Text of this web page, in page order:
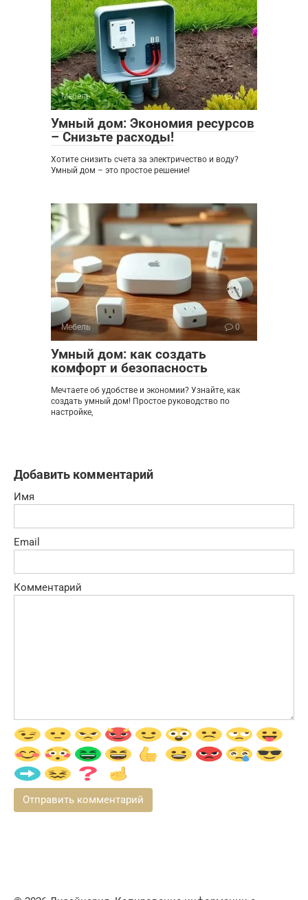
Мебель 0
Умный дом: Экономия ресурсов
– Снизьте расходы!
Хотите снизить счета за электричество и воду?
Умный дом – это простое решение!
Мебель 0
Умный дом: как создать
комфорт и безопасность
Мечтаете об удобстве и экономии? Узнайте, как
создать умный дом! Простое руководство по
настройке,
Добавить комментарий
Имя
Email
Комментарий